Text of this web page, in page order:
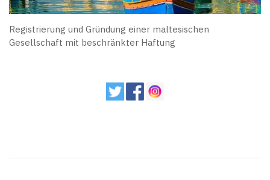
Registrierung und Gründung einer maltesischen
Gesellschaft mit beschränkter Haftung